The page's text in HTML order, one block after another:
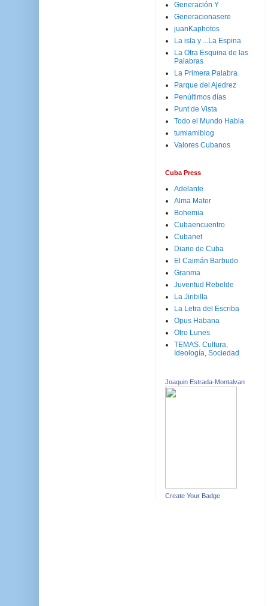
Generación Y
Generacionasere
juanKaphotos
La isla y ...La Espina
La Otra Esquina de las
Palabras
La Primera Palabra
Parque del Ajedrez
Penúltimos días
Punt de Vista
Todo el Mundo Habla
tumiamiblog
Valores Cubanos
Cuba Press
Adelante
Alma Mater
Bohemia
Cubaencuentro
Cubanet
Diario de Cuba
El Caimán Barbudo
Granma
Juventud Rebelde
La Jiribilla
La Letra del Escriba
Opus Habana
Otro Lunes
TEMAS. Cultura,
Ideología, Sociedad
Joaquin Estrada-Montalvan
Create Your Badge